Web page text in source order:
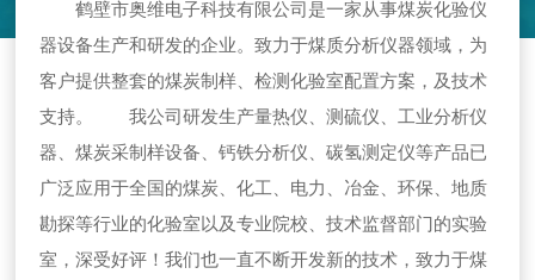
鹤壁市奥维电子科技有限公司是一家从事煤炭化验仪
器设备生产和研发的企业。致力于煤质分析仪器领域，为
客户提供整套的煤炭制样、检测化验室配置方案，及技术
支持。 我公司研发生产量热仪、测硫仪、工业分析仪
器、煤炭采制样设备、钙铁分析仪、碳氢测定仪等产品已
广泛应用于全国的煤炭、化工、电力、冶金、环保、地质
勘探等行业的化验室以及专业院校、技术监督部门的实验
室，深受好评！我们也一直不断开发新的技术，致力于煤